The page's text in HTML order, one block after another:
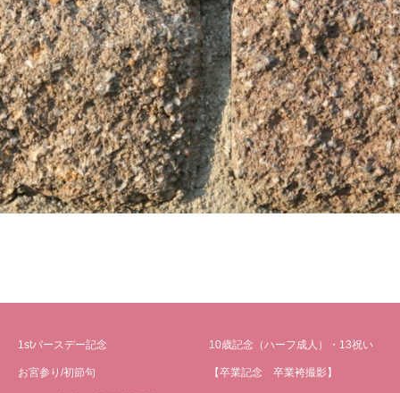
1stバースデー記念
お宮参り/初節句
10歳記念（ハーフ成人）・13祝い
【卒業記念 卒業袴撮影】